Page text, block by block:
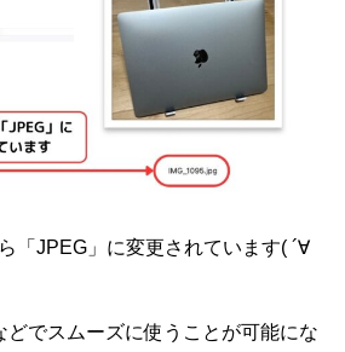
「JPEG」に変更されています( ´∀
どでスムーズに使うことが可能にな